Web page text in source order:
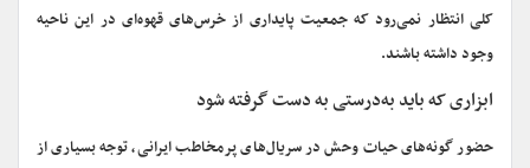
کلی انتظار نمی‌رود که جمعیت پایداری از خرس‌های قهوه‌ای در این ناحیه
وجود داشته باشند.
ابزاری که باید به‌درستی به دست گرفته شود
حضور گونه‌های حیات‌ وحش در سریال‌های پرمخاطب ایرانی، توجه بسیاری از